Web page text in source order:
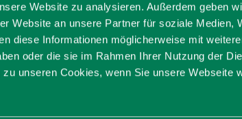
Website zu analysieren. Außerdem geben
Website an unsere Partner für soziale Medien,
diese Informationen möglicherweise mit
oder die sie im Rahmen Ihrer Nutzung der
unseren Cookies, wenn Sie unsere Webseite